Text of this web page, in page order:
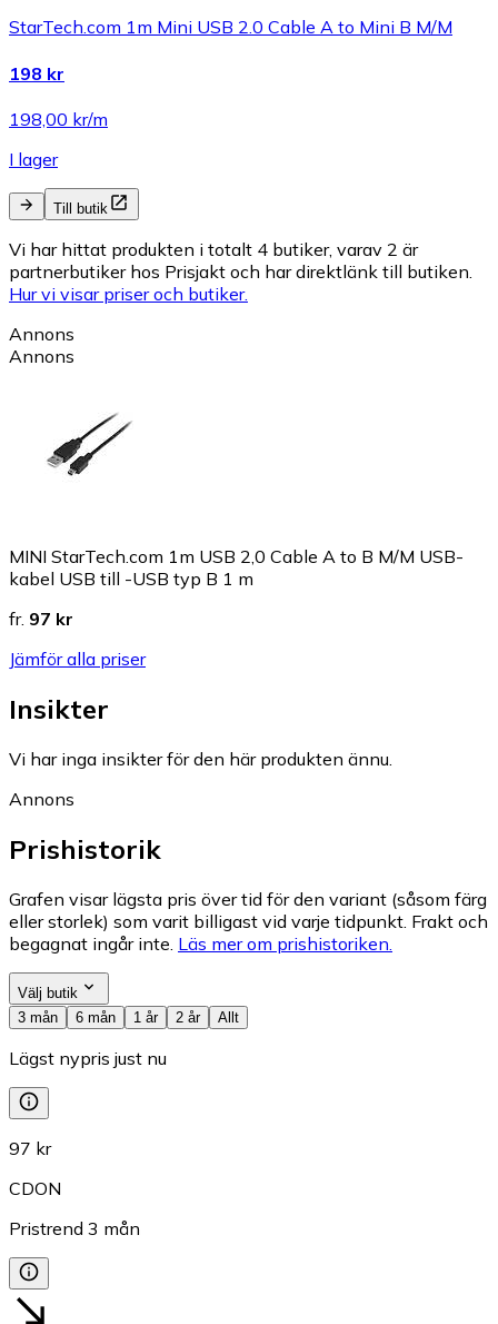
StarTech.com 1m Mini USB 2.0 Cable A to Mini B M/M
198 kr
198,00 kr/m
I lager
Till butik
Vi har hittat produkten i totalt 4 butiker, varav 2 är
partnerbutiker hos Prisjakt och har direktlänk till butiken.
Hur vi visar priser och butiker.
Annons
Annons
MINI StarTech.com 1m USB 2,0 Cable A to B M/M USB-
kabel USB till -USB typ B 1 m
fr. 97 kr
Jämför alla priser
Insikter
Vi har inga insikter för den här produkten ännu.
Annons
Prishistorik
Grafen visar lägsta pris över tid för den variant (såsom färg
eller storlek) som varit billigast vid varje tidpunkt. Frakt och
begagnat ingår inte. Läs mer om prishistoriken.
Välj butik
3 mån
6 mån 1 år 2 år Allt
Lägst nypris just nu
97 kr
CDON
Pristrend 3 mån